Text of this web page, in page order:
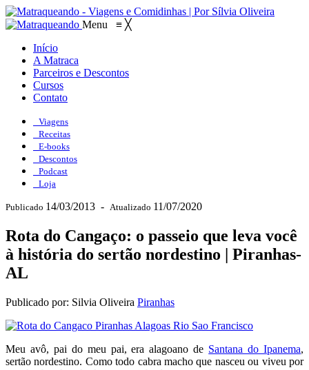
Menu ≡ ╳
Início
A Matraca
Parceiros e Descontos
Cursos
Contato
Viagens
Receitas
E-books
Descontos
Podcast
Loja
Publicado 14/03/2013 - Atualizado 11/07/2020
Rota do Cangaço: o passeio que leva você
à história do sertão nordestino | Piranhas-
AL
Publicado por: Silvia Oliveira Piranhas
Meu avô, pai do meu pai, era alagoano de Santana do Ipanema,
sertão nordestino. Como todo cabra macho que nasceu ou viveu por